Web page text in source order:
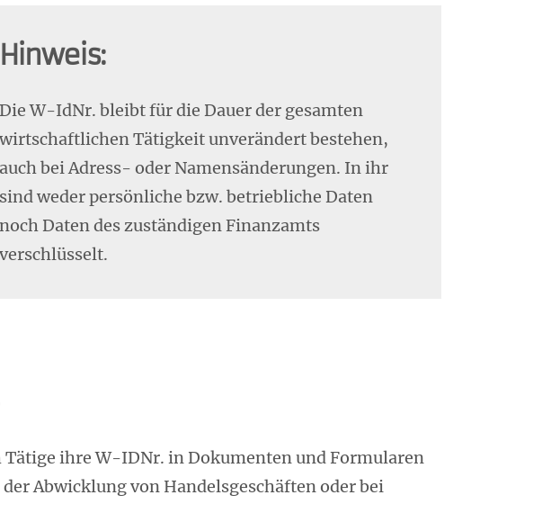
Hinweis:
Die W-IdNr. bleibt für die Dauer der gesamten
wirtschaftlichen Tätigkeit unverändert bestehen,
auch bei Adress- oder Namensänderungen. In ihr
sind weder persönliche bzw. betriebliche Daten
noch Daten des zuständigen Finanzamts
verschlüsselt.
ihre W-IDNr. in Dokumenten und Formularen
Abwicklung von Handelsgeschäften oder bei